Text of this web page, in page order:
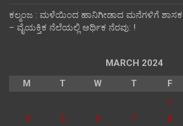
ಕಲ್ಮಂಜ : ಮಳೆಯಿಂದ ಹಾನಿಗೀಡಾದ ಮನೆಗಳಿಗೆ
– ವೈಯಕ್ತಿಕ ನೆಲೆಯಲ್ಲಿ ಆರ್ಥಿಕ‌ ನೆರವು: !
MARCH 2024
M
T W T F
1
4
5 6 7 8